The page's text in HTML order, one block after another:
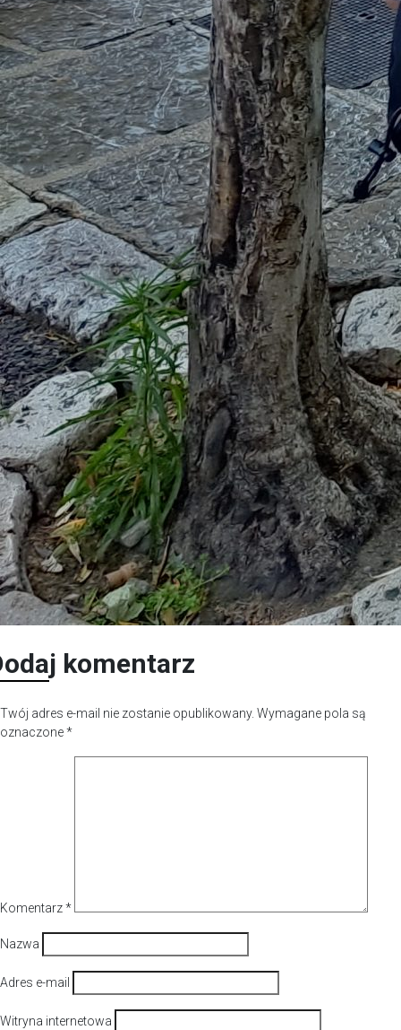
komentarz
Twój adres e-mail nie zostanie opublikowany. Wymagane pola są
oznaczone*
Komentarz*
Nazwa
Adres e-mail
Witryna internetowa